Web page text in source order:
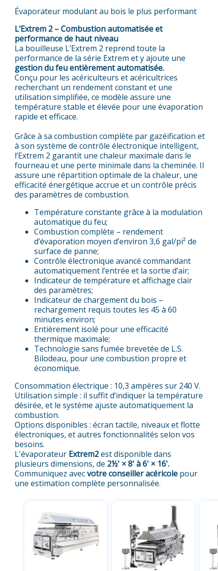
Évaporateur modulant au bois le plus performant
L’Extrem 2 – Combustion automatisée et
performance de haut niveau
La bouilleuse L’Extrem 2 reprend toute la
performance de la série Extrem et y ajoute une
gestion du feu entièrement automatisée.
Conçu pour les acériculteurs et acéricultrices
recherchant un rendement constant et une
utilisation simplifiée, ce modèle assure une
température stable et élevée pour une évaporation
rapide et efficace.
Grâce à sa combustion complète par gazéification et
à son système de contrôle électronique intelligent,
l’Extrem 2 garantit une chaleur maximale dans le
fourneau et une perte minimale dans la cheminée. Il
assure une répartition optimale de la chaleur, une
efficacité énergétique accrue et un contrôle précis
des paramètres de combustion.
Température constante grâce à la modulation
automatique du feu;
Combustion complète – rendement
d’évaporation moyen d’environ 3,6 gal/pi² de
surface de panne;
Contrôle électronique avancé commandant
automatiquement l’entrée et la sortie d’air;
Indicateur de température et affichage clair
des paramètres;
Indicateur de chargement du bois –
rechargement requis toutes les 45 à 60
minutes environ;
Entièrement isolé pour une efficacité
thermique maximale;
Technologie sans fumée brevetée de L.S.
Bilodeau, pour une combustion propre et
économique.
Consommation électrique : 10,3 ampères sur 240 V.
Utilisation simple : il suffit d’indiquer la température
désirée, et le système ajuste automatiquement la
combustion.
Options disponibles : écran tactile, niveaux et flotte
électroniques, et autres fonctionnalités selon vos
besoins.
L'évaporateur Extrem2est disponible dans
plusieurs dimensions, de 2½' × 8' à 6' × 16'.
Communiquez avecvotre conseiller acéricole pour
une estimation complète personnalisée.